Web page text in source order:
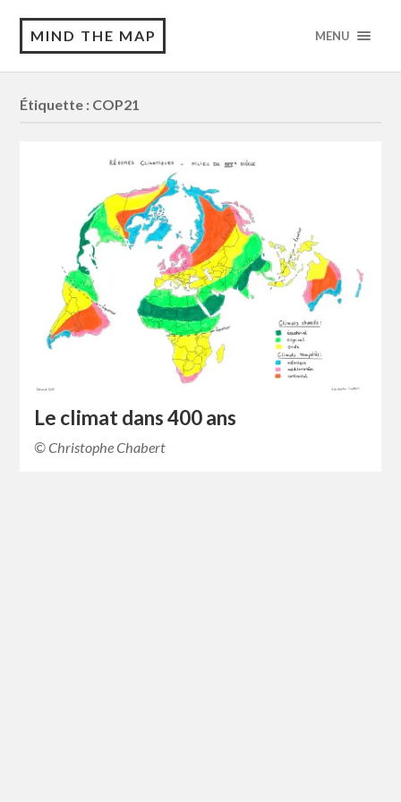
MIND THE MAP MENU
Étiquette : COP21
Le climat dans 400 ans
© Christophe Chabert